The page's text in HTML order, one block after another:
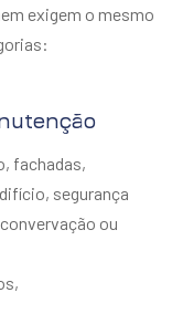
exigem o mesmo
fachadas,
segurança
ou